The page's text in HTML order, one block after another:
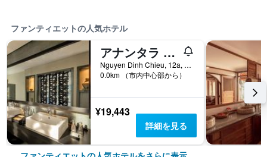
ファンティエットの人気ホテル
アナンタラ ムイネー リゾート
Nguyen Dinh Chieu, 12a, ファンティエット, ベトナム
0.0km （市内中心部から）
¥19,443
詳細を見る